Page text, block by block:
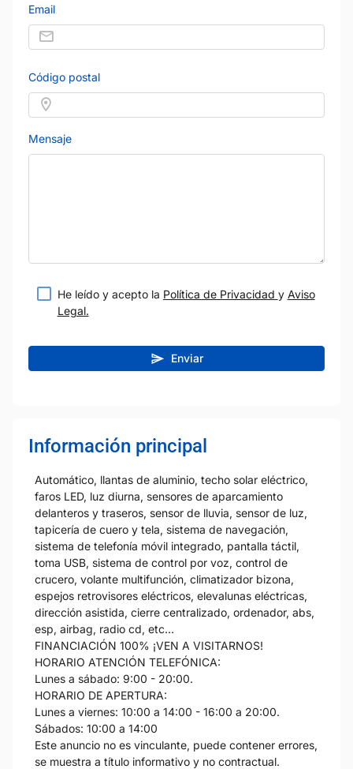
Email
Código postal
Mensaje
He leído y acepto la Política de Privacidad y Aviso
Legal.
Enviar
Información principal
Automático, llantas de aluminio, techo solar eléctrico,
faros LED, luz diurna, sensores de aparcamiento
delanteros y traseros, sensor de lluvia, sensor de luz,
tapicería de cuero y tela, sistema de navegación,
sistema de telefonía móvil integrado, pantalla táctil,
toma USB, sistema de control por voz, control de
crucero, volante multifunción, climatizador bizona,
espejos retrovisores eléctricos, elevalunas eléctricas,
dirección asistida, cierre centralizado, ordenador, abs,
esp, airbag, radio cd, etc…
FINANCIACIÓN 100% ¡VEN A VISITARNOS!
HORARIO ATENCIÓN TELEFÓNICA:
Lunes a sábado: 9:00 - 20:00.
HORARIO DE APERTURA:
Lunes a viernes: 10:00 a 14:00 - 16:00 a 20:00.
Sábados: 10:00 a 14:00
Este anuncio no es vinculante, puede contener errores,
se muestra a título informativo y no contractual.